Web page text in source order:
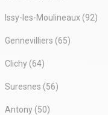
Issy-les-Moulineaux (92)
Gennevilliers (65)
Clichy (64)
Suresnes (56)
Antony (50)